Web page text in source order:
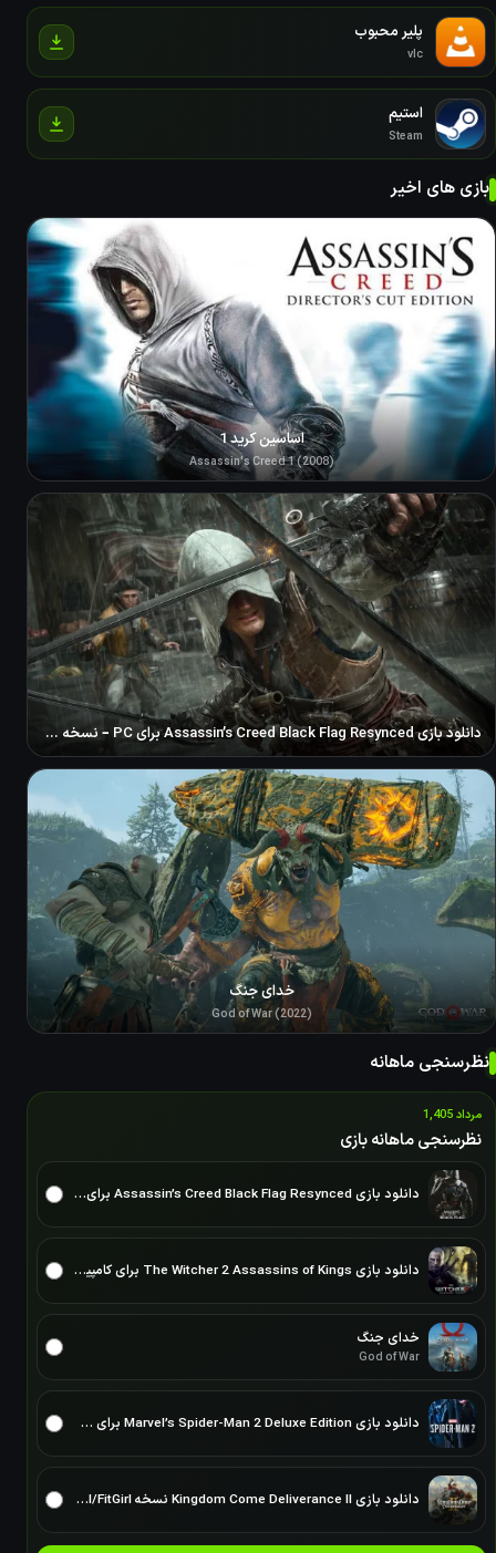
پلیر محبوب
vlc
استیم
Steam
بازی های اخیر
اساسین کرید 1
Assassin's Creed 1 (2008)
دانلود بازی Assassin’s Creed Black Flag Resynced برای PC – نسخه ElAmigos
خدای جنگ
God of War (2022)
نظرسنجی ماهانه
مرداد 1,405
نظرسنجی ماهانه بازی
دانلود بازی Assassin’s Creed Black Flag Resynced برای PC – نسخه ElAmigos
دانلود بازی The Witcher 2 Assassins of Kings برای کامپیوتر نسخه ElAmigos/DODI/FitGirl
خدای جنگ
God of War
دانلود بازی Marvel’s Spider-Man 2 Deluxe Edition برای PC – نسخه ElAmigos
دانلود بازی Kingdom Come Deliverance II نسخه ElAmigos/DODI/FitGirl